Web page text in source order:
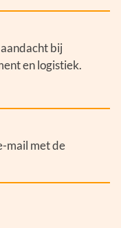
bij
en logistiek.
mail met de